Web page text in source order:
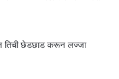
तिची छेडछाड करून लज्जा